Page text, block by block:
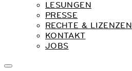
LESUNGEN
PRESSE
RECHTE & LIZENZEN
KONTAKT
JOBS